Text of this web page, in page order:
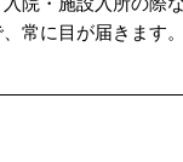
常に目が届きます